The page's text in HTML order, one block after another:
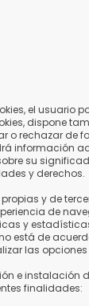
el usuario
dispone
o rechazar de
información
su
y derechos.
propias y de
de
y
está de
las
e instalación
finalidades: